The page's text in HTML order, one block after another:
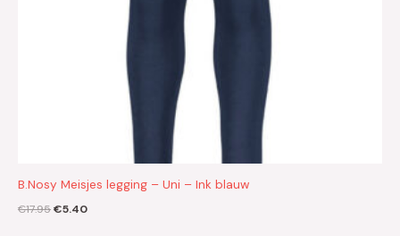
B.Nosy Meisjes legging – Uni – Ink blauw
€17.95€5.40